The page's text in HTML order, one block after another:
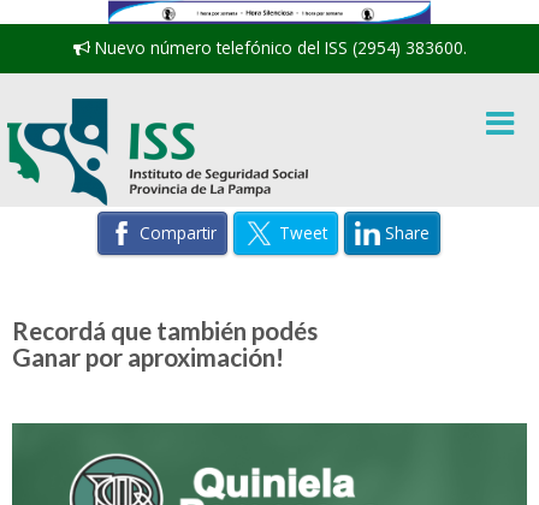
Nuevo número telefónico del ISS (2954) 383600.
Compartir Tweet Share
Recordá que también podés
Ganar por aproximación!